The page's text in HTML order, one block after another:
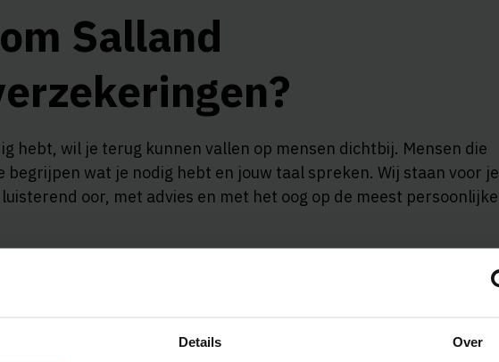
Details Over
Salland
hebt, wil je terug kunnen vallen op mensen dichtbij. Mensen die
begrijpen wat je nodig hebt en jouw taal spreken. Wij staan voor je
oor, met advies en met het oog op de meest persoonlijke